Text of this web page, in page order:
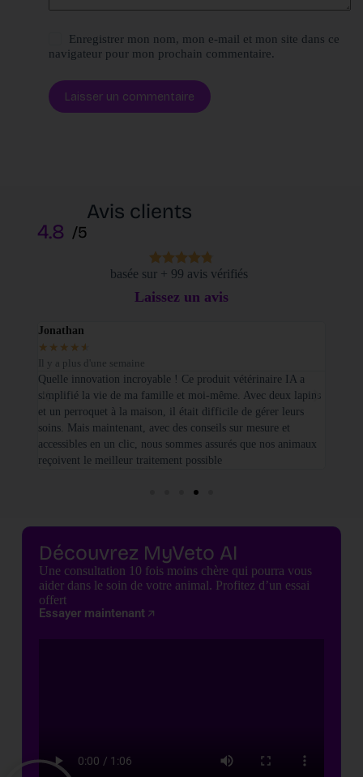
Enregistrer mon nom, mon e-mail et mon site dans ce
navigateur pour mon prochain commentaire.
Laisser un commentaire
Avis clients
4.8 /5
basée sur + 99 avis vérifiés
Laissez un avis
Jonathan
★ ★ ★ ★ ★
Il y a plus d'une semaine
Quelle innovation incroyable ! Ce produit vétérinaire IA a
simplifié la vie de ma famille et moi-même. Avec deux lapins
et un perroquet à la maison, il était difficile de gérer leurs
soins. Mais maintenant, avec des conseils sur mesure et
accessibles en un clic, nous sommes assurés que nos animaux
reçoivent le meilleur traitement possible
Découvrez MyVeto AI
Une consultation 10 fois moins chère qui pourra vous
aider dans le soin de votre animal. Profitez d’un essai
offert
Essayer maintenant